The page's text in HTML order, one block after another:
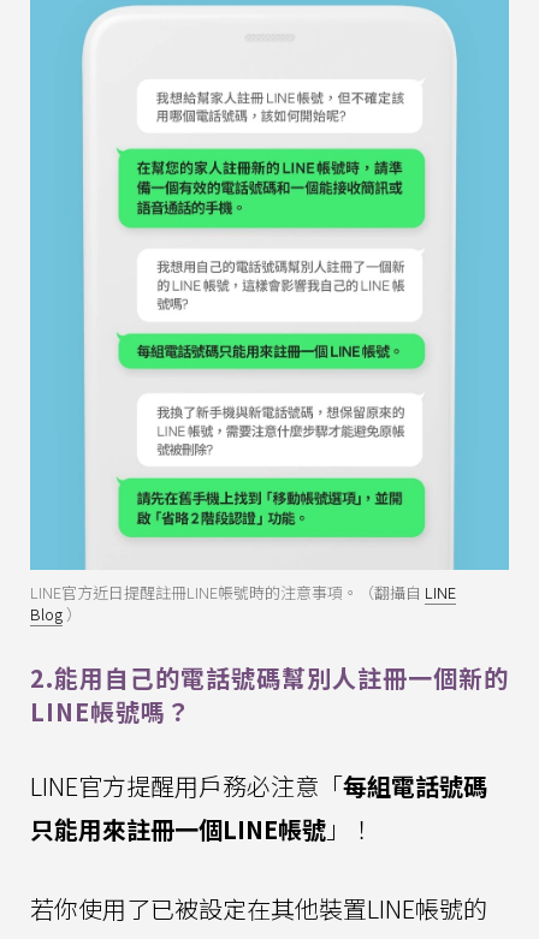
LINE官方近日提醒註冊LINE帳號時的注意事項。（翻攝自 LINE
Blog ）
2.能用自己的電話號碼幫別人註冊一個新的
LINE帳號嗎？
LINE官方提醒用戶務必注意「每組電話號碼
只能用來註冊一個LINE帳號 」！
若你使用了已被設定在其他裝置LINE帳號的